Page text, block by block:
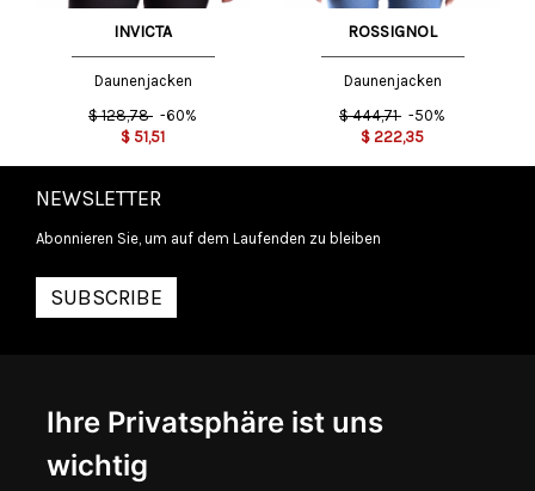
Ihre Privatsphäre ist uns
wichtig
INVICTA
Daunenjacken
$ 128,78 -60%
$ 51,51
ROSSIGNOL
Daunenjacken
$ 444,71 -50%
$ 222,35
NEWSLETTER
Abonnieren Sie, um auf dem Laufenden zu bleiben
SUBSCRIBE
ÜBER UNS
KONTAKTIEREN SIE UNS
ALLGEMEINE GESCHÄFTSBEDINGUNGEN
LIEFERINFORMATIONEN